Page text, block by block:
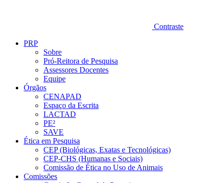
Contraste
PRP
Sobre
Pró-Reitora de Pesquisa
Assessores Docentes
Equipe
Órgãos
CENAPAD
Espaço da Escrita
LACTAD
PE²
SAVE
Ética em Pesquisa
CEP (Biológicas, Exatas e Tecnológicas)
CEP-CHS (Humanas e Sociais)
Comissão de Ética no Uso de Animais
Comissões